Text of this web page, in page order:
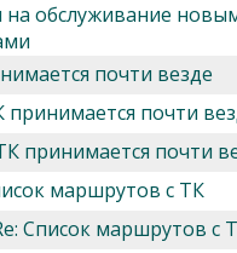
на обслуживание
почти везде
принимается почти
принимается почти
маршрутов с ТК
Список маршрутов с